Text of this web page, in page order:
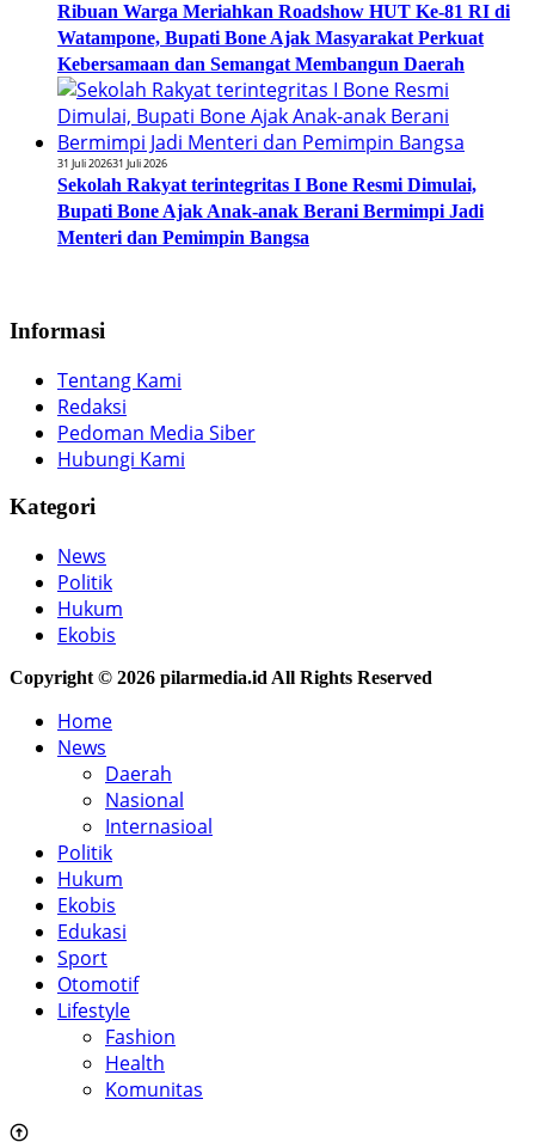
Ribuan Warga Meriahkan Roadshow HUT Ke-81 RI di
Watampone, Bupati Bone Ajak Masyarakat Perkuat
Kebersamaan dan Semangat Membangun Daerah
31 Juli 202631 Juli 2026
Sekolah Rakyat terintegritas I Bone Resmi Dimulai,
Bupati Bone Ajak Anak-anak Berani Bermimpi Jadi
Menteri dan Pemimpin Bangsa
Informasi
Tentang Kami
Redaksi
Pedoman Media Siber
Hubungi Kami
Kategori
News
Politik
Hukum
Ekobis
Copyright © 2026 pilarmedia.id All Rights Reserved
Home
News
Daerah
Nasional
Internasioal
Politik
Hukum
Ekobis
Edukasi
Sport
Otomotif
Lifestyle
Fashion
Health
Komunitas